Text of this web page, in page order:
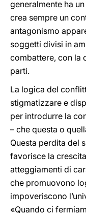
generalmente ha
crea sempre un
antagonismo
soggetti divisi in
combattere, con la
parti.
La logica del
stigmatizzare e
per introdurre la
– che questa o
Questa perdita del
favorisce la
atteggiamenti di
che promuovono
impoveriscono
«Quando ci